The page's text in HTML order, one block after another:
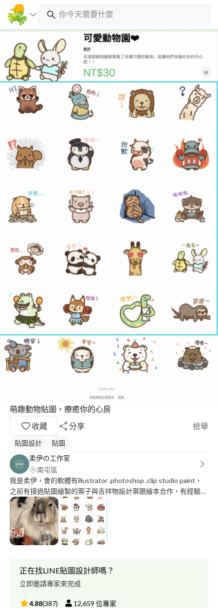
萌趣動物貼圖，療癒你的心房
收藏
分享 檢舉
貼圖設計
貼圖
柔伊の工作室
南屯區
我是柔伊，會的軟體有illustrator .photoshop .clip studio paint，
之前有接過貼圖繪製的案子與吉祥物設計案跟繪本合作，有經驗，
比較會畫動物的圖，希望大家能給我一個機會。
正在找LINE貼圖設計師嗎？
立即邀請專家來完成
4.88(387) 12,659 位專家